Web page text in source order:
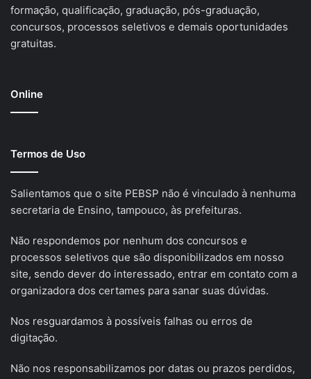
formação, qualificação, graduação, pós-graduação,
concursos, processos seletivos e demais oportunidades
gratuitas.
Online
Termos de Uso
Salientamos que o site PEBSP não é vinculado à nenhuma
secretaria de Ensino, tampouco, às prefeituras.
Não respondemos por nenhum dos concursos e
processos seletivos que são disponibilizados em nosso
site, sendo dever do interessado, entrar em contato com a
organizadora dos certames para sanar suas dúvidas.
Nos resguardamos à possíveis falhas ou erros de
digitação.
Não nos responsabilizamos por datas ou prazos perdidos,